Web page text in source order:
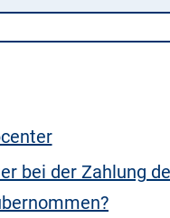
bei der Zahlung